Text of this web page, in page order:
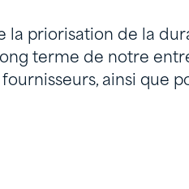
la priorisation de la
terme de notre
ainsi que